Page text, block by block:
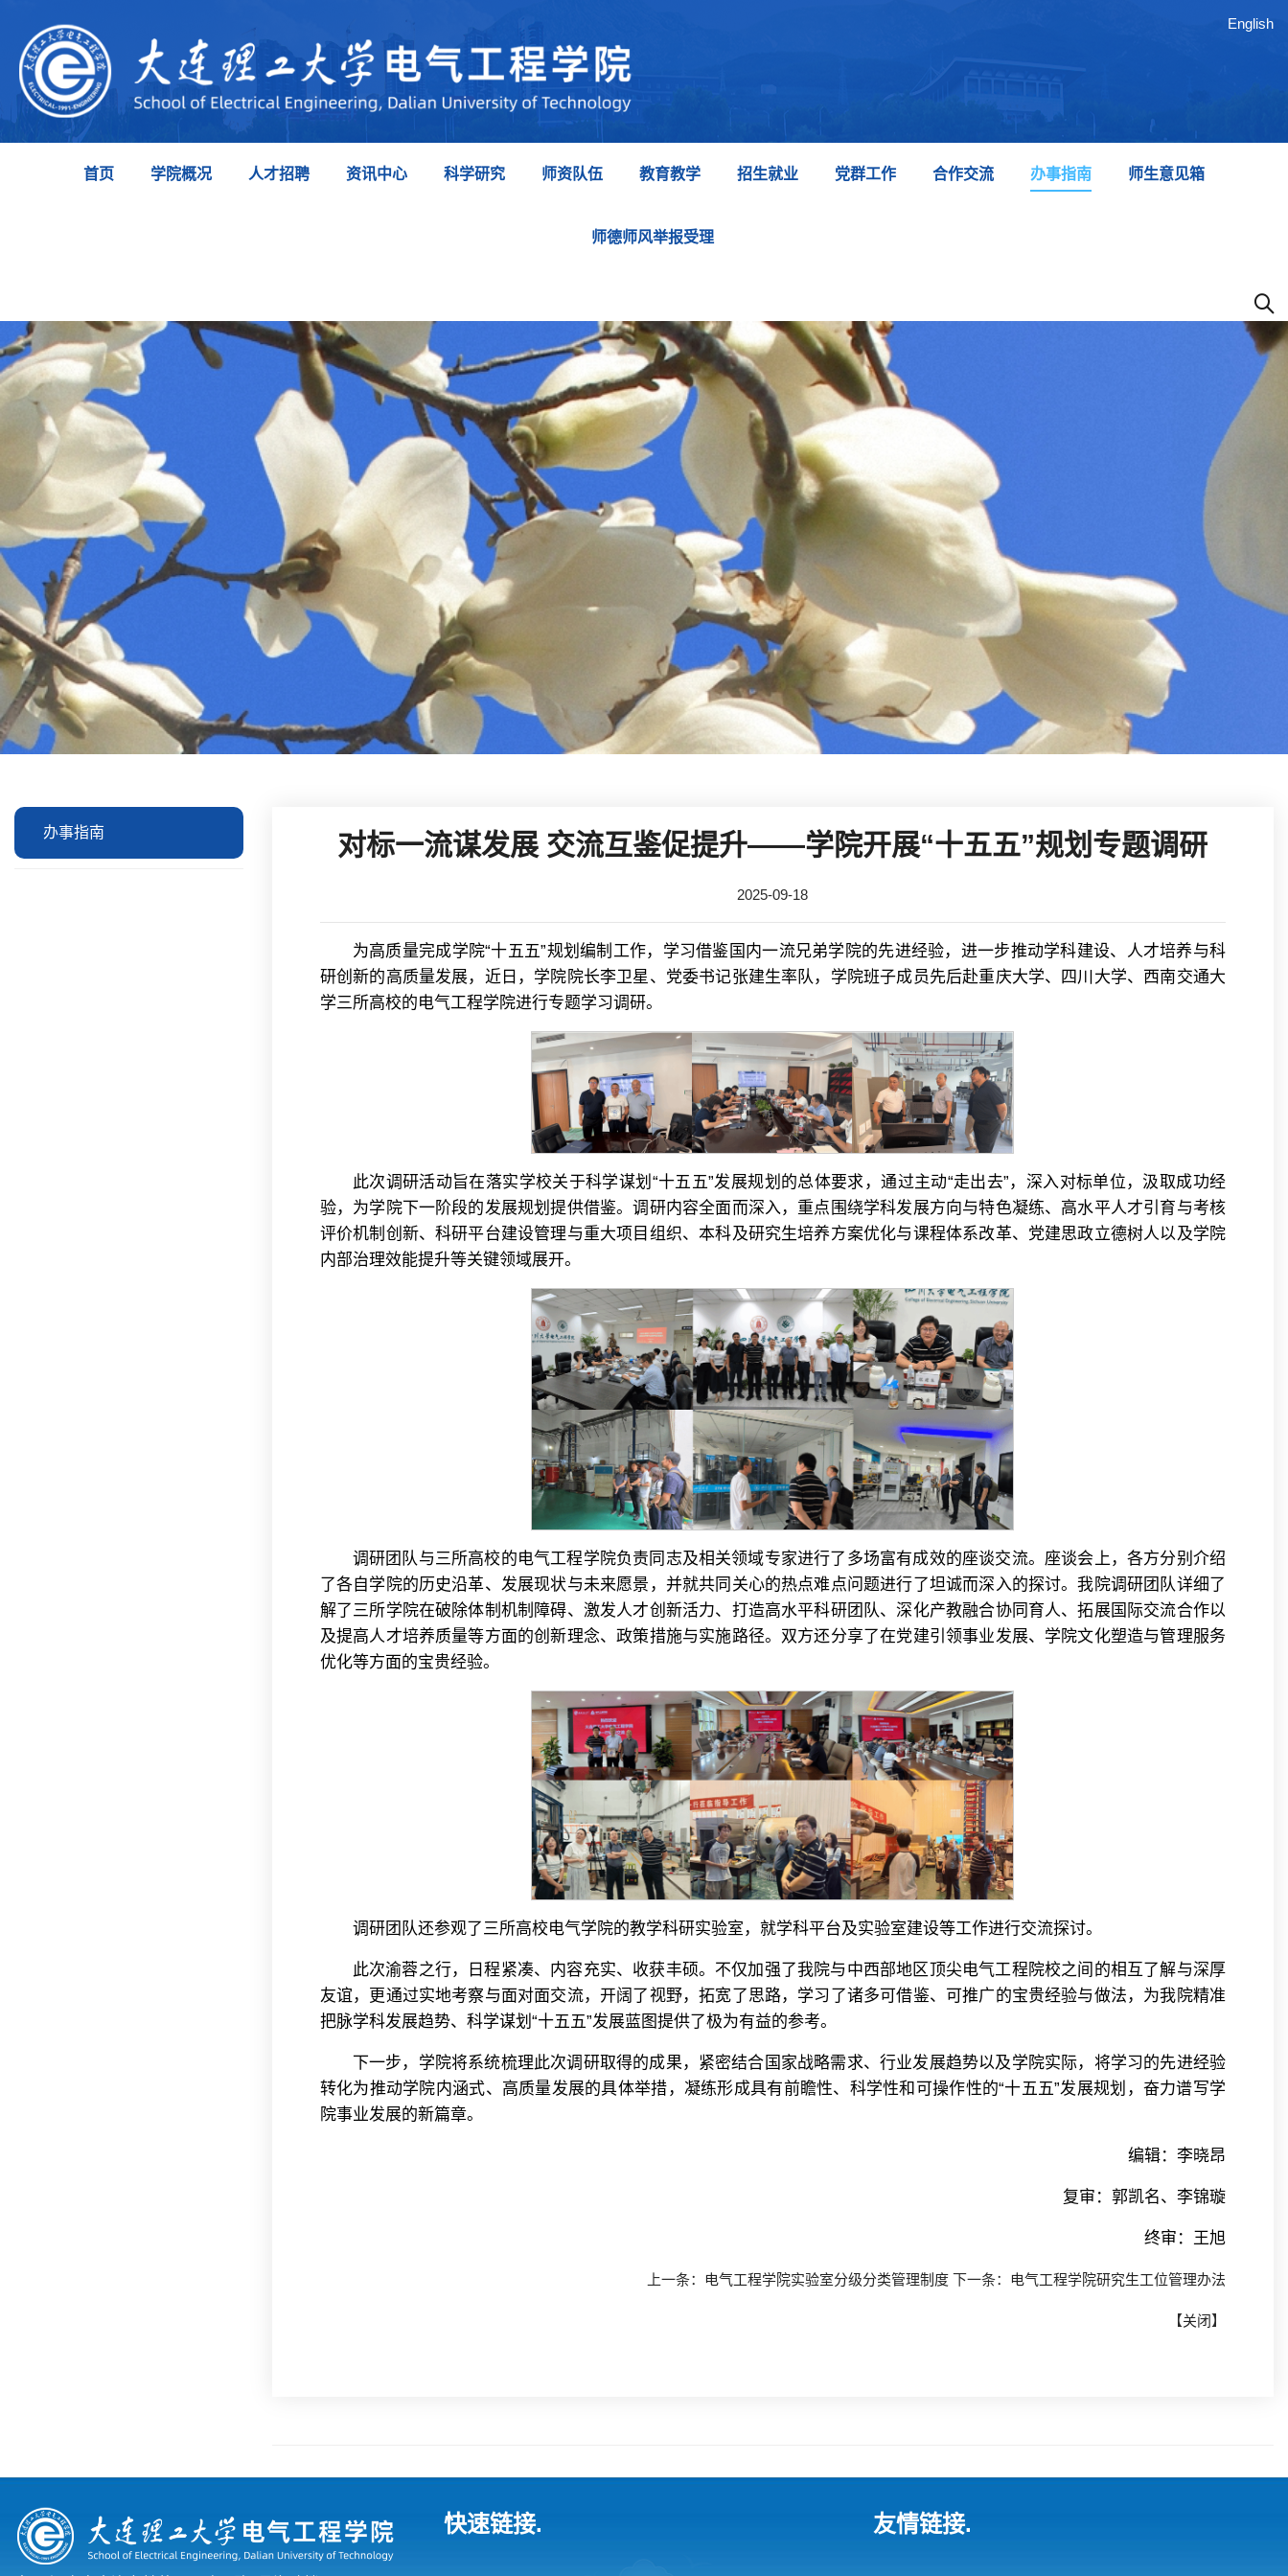
English
首页 学院概况 人才招聘 资讯中心 科学研究 师资队伍 教育教学 招生就业 党群工作 合作交流 办事指南 师生意见箱
师德师风举报受理
办事指南 对标一流谋发展 交流互鉴促提升——学院开展“十五五”规划专题调研
2025-09-18
为高质量完成学院“十五五”规划编制工作，学习借鉴国内一流兄弟学院的先进经验，进一步推动学科建设、人才培养与科
研创新的高质量发展，近日，学院院长李卫星、党委书记张建生率队，学院班子成员先后赴重庆大学、四川大学、西南交通大
学三所高校的电气工程学院进行专题学习调研。
此次调研活动旨在落实学校关于科学谋划“十五五”发展规划的总体要求，通过主动“走出去”，深入对标单位，汲取成功经
验，为学院下一阶段的发展规划提供借鉴。调研内容全面而深入，重点围绕学科发展方向与特色凝练、高水平人才引育与考核
评价机制创新、科研平台建设管理与重大项目组织、本科及研究生培养方案优化与课程体系改革、党建思政立德树人以及学院
内部治理效能提升等关键领域展开。
调研团队与三所高校的电气工程学院负责同志及相关领域专家进行了多场富有成效的座谈交流。座谈会上，各方分别介绍
了各自学院的历史沿革、发展现状与未来愿景，并就共同关心的热点难点问题进行了坦诚而深入的探讨。我院调研团队详细了
解了三所学院在破除体制机制障碍、激发人才创新活力、打造高水平科研团队、深化产教融合协同育人、拓展国际交流合作以
及提高人才培养质量等方面的创新理念、政策措施与实施路径。双方还分享了在党建引领事业发展、学院文化塑造与管理服务
优化等方面的宝贵经验。
调研团队还参观了三所高校电气学院的教学科研实验室，就学科平台及实验室建设等工作进行交流探讨。
此次渝蓉之行，日程紧凑、内容充实、收获丰硕。不仅加强了我院与中西部地区顶尖电气工程院校之间的相互了解与深厚
友谊，更通过实地考察与面对面交流，开阔了视野，拓宽了思路，学习了诸多可借鉴、可推广的宝贵经验与做法，为我院精准
把脉学科发展趋势、科学谋划“十五五”发展蓝图提供了极为有益的参考。
下一步，学院将系统梳理此次调研取得的成果，紧密结合国家战略需求、行业发展趋势以及学院实际，将学习的先进经验
转化为推动学院内涵式、高质量发展的具体举措，凝练形成具有前瞻性、科学性和可操作性的“十五五”发展规划，奋力谱写学
院事业发展的新篇章。
编辑：李晓昂
复审：郭凯名、李锦璇
终审：王旭
上一条： 电气工程学院实验室分级分类管理制度下一条： 电气工程学院研究生工位管理办法
【关闭】
快速链接. 友情链接.